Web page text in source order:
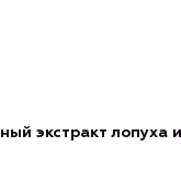
экстракт лопуха